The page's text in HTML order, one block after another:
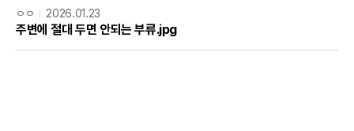
ㅇㅇ 2026.01.23
주변에 절대 두면 안되는 부류.jpg